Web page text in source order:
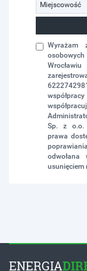
Wyrażam
Sp. z o.o.
prawa
usunięciem
ENERGIA